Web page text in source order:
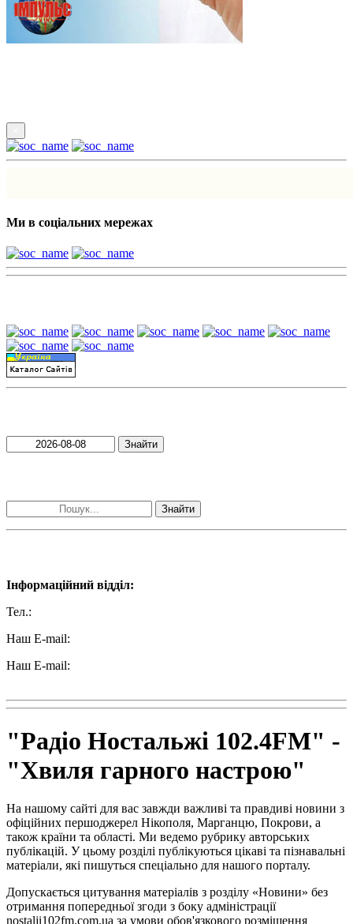
Ми в соціальних мережах
Знайти
Знайти
Інформаційний відділ:
Тел.:
Наш E-mail:
Наш E-mail:
"Радіо Ностальжі 102.4FM" -
"Хвиля гарного настрою"
На нашому сайті для вас завжди важливі та правдиві новини з
офіційних першоджерел Нікополя, Марганцю, Покрови, а
також країни та області. Ми ведемо рубрику авторських
публікацій. У цьому розділі публікуються цікаві та пізнавальні
матеріали, які пишуться спеціально для нашого порталу.
Допускається цитування матеріалів з розділу «Новини» без
отримання попередньої згоди з боку адміністрації
nostalji102fm.com.ua за умови обов'язкового розміщення